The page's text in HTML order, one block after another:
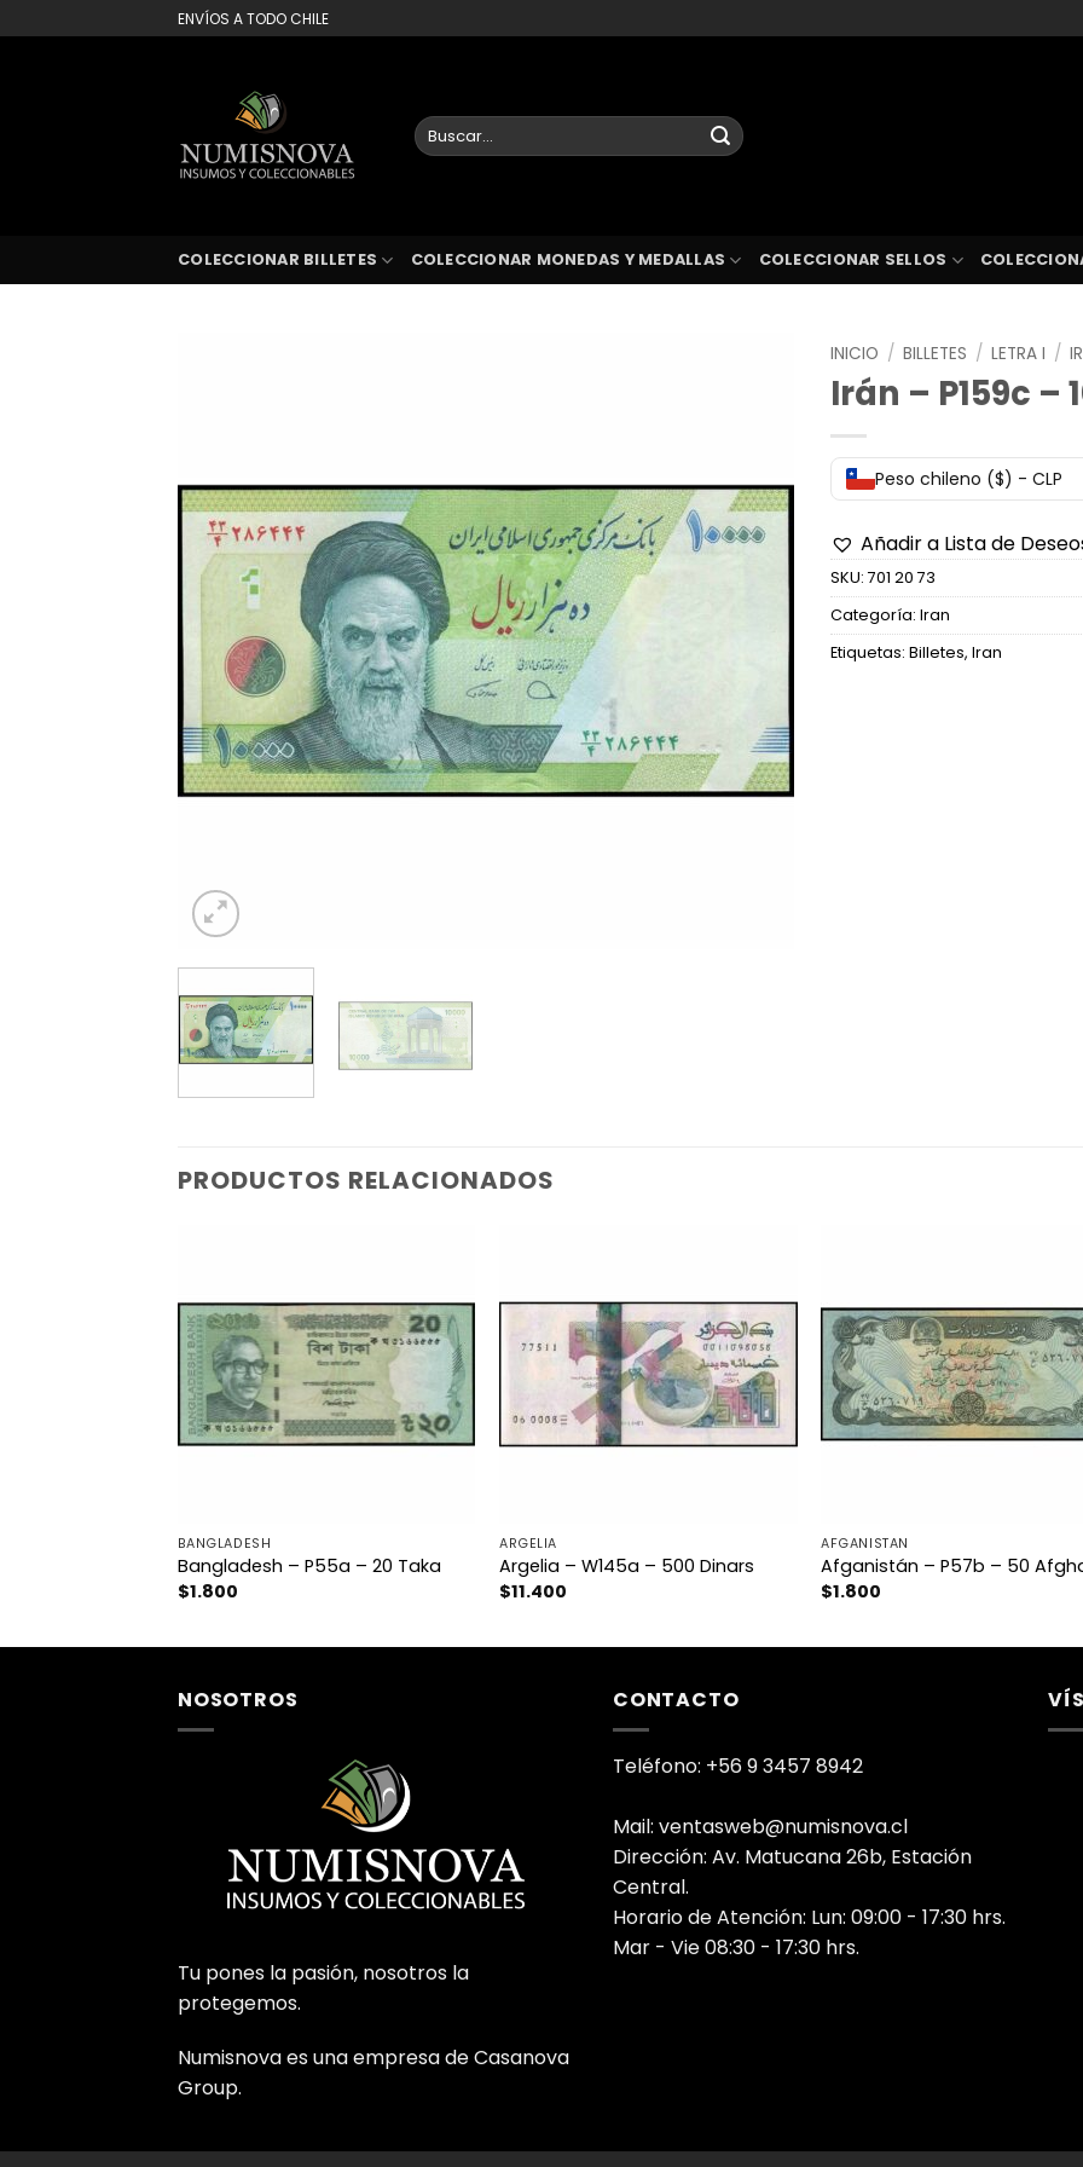
al
ENVÍOS A TODO CHILE
Buscar
por:
COLECCIONAR BILLETES COLECCIONAR MONEDAS Y MEDALLAS COLECCIONAR SELLOS
INICIO / BILLETES / LETRA I /
Irán – P159c –
Peso chileno ($) - CLP
Añadir a Lista de
SKU: 701 20 73
Categoría: Iran
Etiquetas: Billetes, Iran
PRODUCTOS RELACIONADOS
BANGLADESH
Bangladesh – P55a – 20 Taka
$1.800
ARGELIA
Argelia – W145a – 500 Dinars
$11.400
AFGANISTAN
Afganistán – P57b – 50
$1.800
NOSOTROS
Tu pones la pasión, nosotros la
protegemos.
Numisnova es una empresa de Casanova
Group.
CONTACTO
Teléfono: +56 9 3457 8942
Mail: ventasweb@numisnova.cl
Dirección: Av. Matucana 26b, Estación
Central.
Horario de Atención: Lun: 09:00 - 17:30 hrs.
Mar - Vie 08:30 - 17:30 hrs.